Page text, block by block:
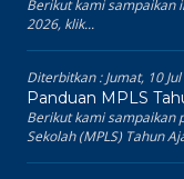
Berikut kami sampaikan
2026, klik...
Diterbitkan :Jumat, 10
Panduan MPLS
Berikut kami sampaikan
Sekolah (MPLS) Tahun